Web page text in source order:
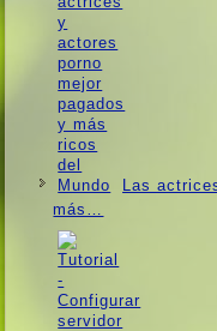
Las
más…